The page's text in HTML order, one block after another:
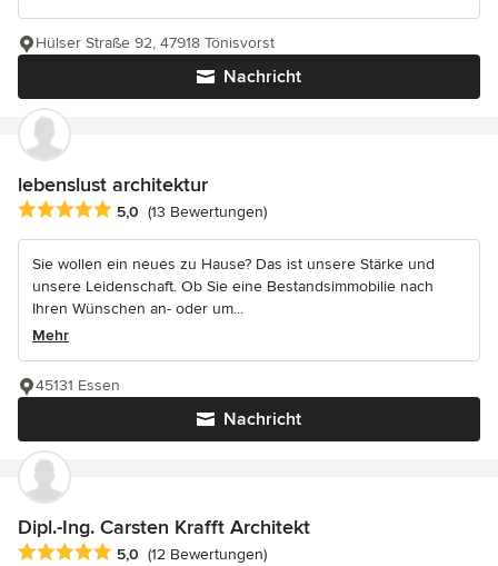
Nachricht
Hülser Straße 92, 47918 Tönisvorst
lebenslust architektur
Durchschnittliche Bewertung: 5 von 5 Sternen
5,0 (13 Bewertungen)
Sie wollen ein neues zu Hause? Das ist unsere Stärke und
unsere Leidenschaft. Ob Sie eine Bestandsimmobilie nach
Ihren Wünschen an- oder um...
Mehr
Nachricht
45131 Essen
Dipl.-Ing. Carsten Krafft Architekt
Durchschnittliche Bewertung: 5 von 5 Sternen
5,0 (12 Bewertungen)